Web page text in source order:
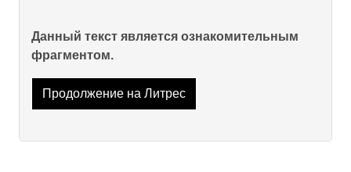
Данный текст является ознакомительным
фрагментом.
Продолжение на Литрес